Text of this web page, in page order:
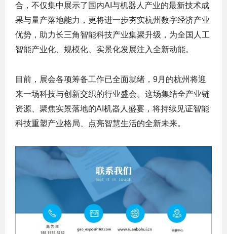
合，不仅集中展示了国内AI与机器人产业的最新技术成
果与量产落地能力，更将进一步夯实杭州数字经济产业
优势，助力长三角智能科技产业集聚升级，为全国人工
智能产业化、规模化、实景化发展注入全新动能。
目前，展会各项筹备工作已全面就绪，9月的杭州将迎
来一场科技与创新交织的行业盛会。这场集结全产业链
资源、聚焦实景落地的AI机器人盛宴，将持续见证智能
科技重塑产业格局、点亮智慧生活的全新未来。